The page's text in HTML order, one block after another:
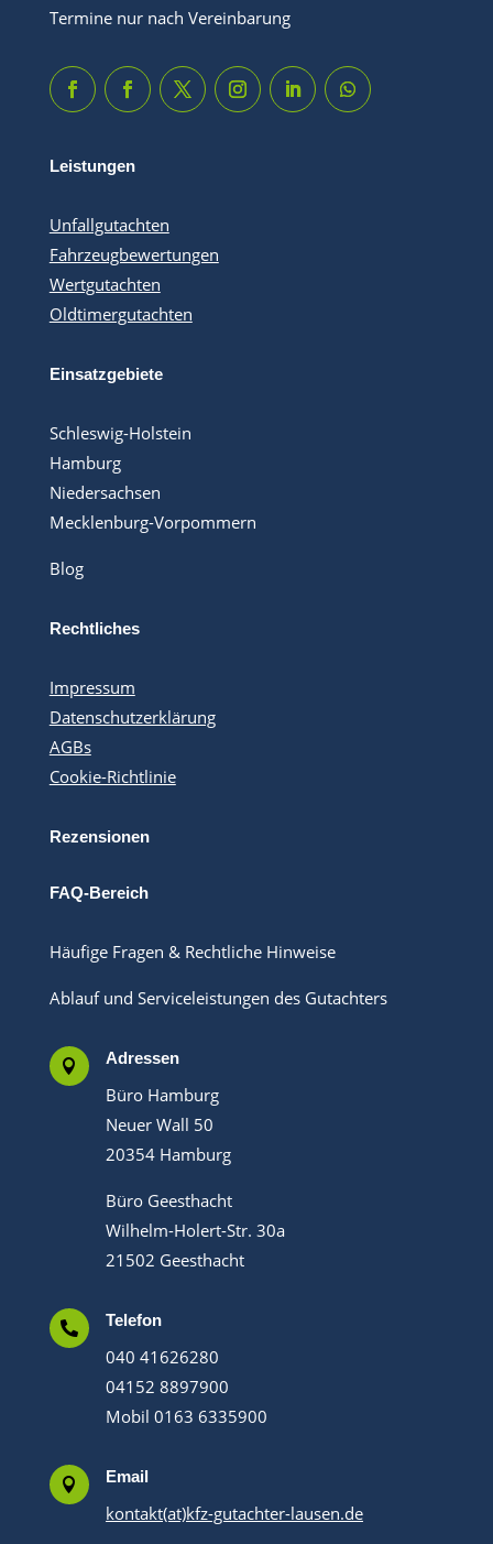
Termine nur nach Vereinbarung
Leistungen
Unfallgutachten
Fahrzeugbewertungen
Wertgutachten
Oldtimergutachten
Einsatzgebiete
Schleswig-Holstein
Hamburg
Niedersachsen
Mecklenburg-Vorpommern
Blog
Rechtliches
Impressum
Datenschutzerklärung
AGBs
Cookie-Richtlinie
Rezensionen
FAQ-Bereich
Häufige Fragen & Rechtliche Hinweise
Ablauf und Serviceleistungen des Gutachters
 Adressen
Büro Hamburg
Neuer Wall 50
20354 Hamburg
Büro Geesthacht
Wilhelm-Holert-Str. 30a
21502 Geesthacht
 Telefon
040 41626280
04152 8897900
Mobil 0163 6335900
 Email
kontakt(at)kfz-gutachter-lausen.de